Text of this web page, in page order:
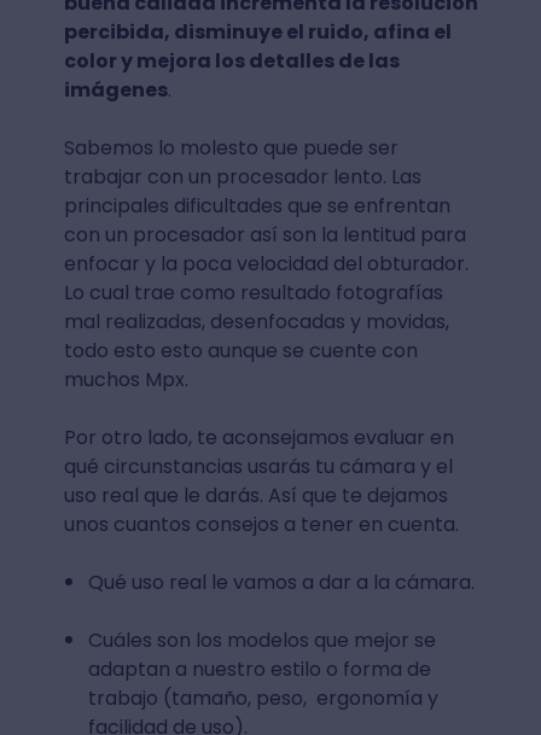
percibida, disminuye el ruido, afina el
color y mejora los detalles de las
imágenes.
Sabemos lo molesto que puede ser
trabajar con un procesador lento. Las
principales dificultades que se enfrentan
con un procesador así son la lentitud para
enfocar y la poca velocidad del obturador.
Lo cual trae como resultado fotografías
mal realizadas, desenfocadas y movidas,
todo esto esto aunque se cuente con
muchos Mpx.
Por otro lado, te aconsejamos evaluar en
qué circunstancias usarás tu cámara y el
uso real que le darás. Así que te dejamos
unos cuantos consejos a tener en cuenta.
Qué uso real le vamos a dar a la cámara.
Cuáles son los modelos que mejor se
adaptan a nuestro estilo o forma de
trabajo (tamaño, peso, ergonomía y
facilidad de uso).